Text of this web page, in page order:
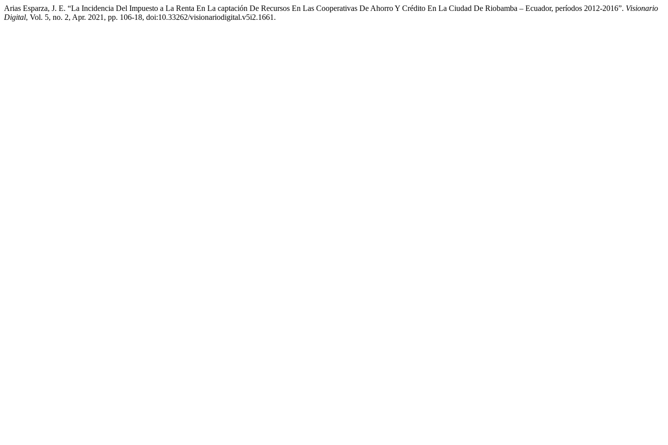
Arias Esparza, J. E. “La Incidencia Del Impuesto a La Renta En La captación De Recursos En Las Cooperativas De Ahorro Y Crédito En La Ciudad De Riobamba – Ecuador, períodos 2012-2016”. Visionario
Digital, Vol. 5, no. 2, Apr. 2021, pp. 106-18, doi:10.33262/visionariodigital.v5i2.1661.